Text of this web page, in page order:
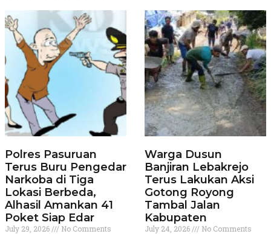
Polres Pasuruan
Terus Buru Pengedar
Narkoba di Tiga
Lokasi Berbeda,
Alhasil Amankan 41
Poket Siap Edar
July 29, 2026 No Comments
Warga Dusun
Banjiran Lebakrejo
Terus Lakukan Aksi
Gotong Royong
Tambal Jalan
Kabupaten
July 24, 2026 No Comments